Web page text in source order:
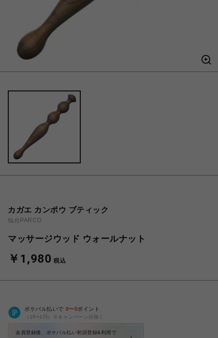
カガエ カンポウ ブティック
仙台PARCO
マッサージウッド ウォールナット
￥1,980 税込
ポケパル払いで 0〜0ポイント
（1P=1円）※キャンペーン分除く
会員登録後、ポケパル払い初回登録&利用で